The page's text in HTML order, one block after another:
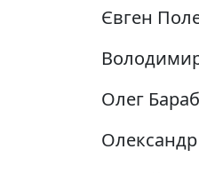
Євген
Олег